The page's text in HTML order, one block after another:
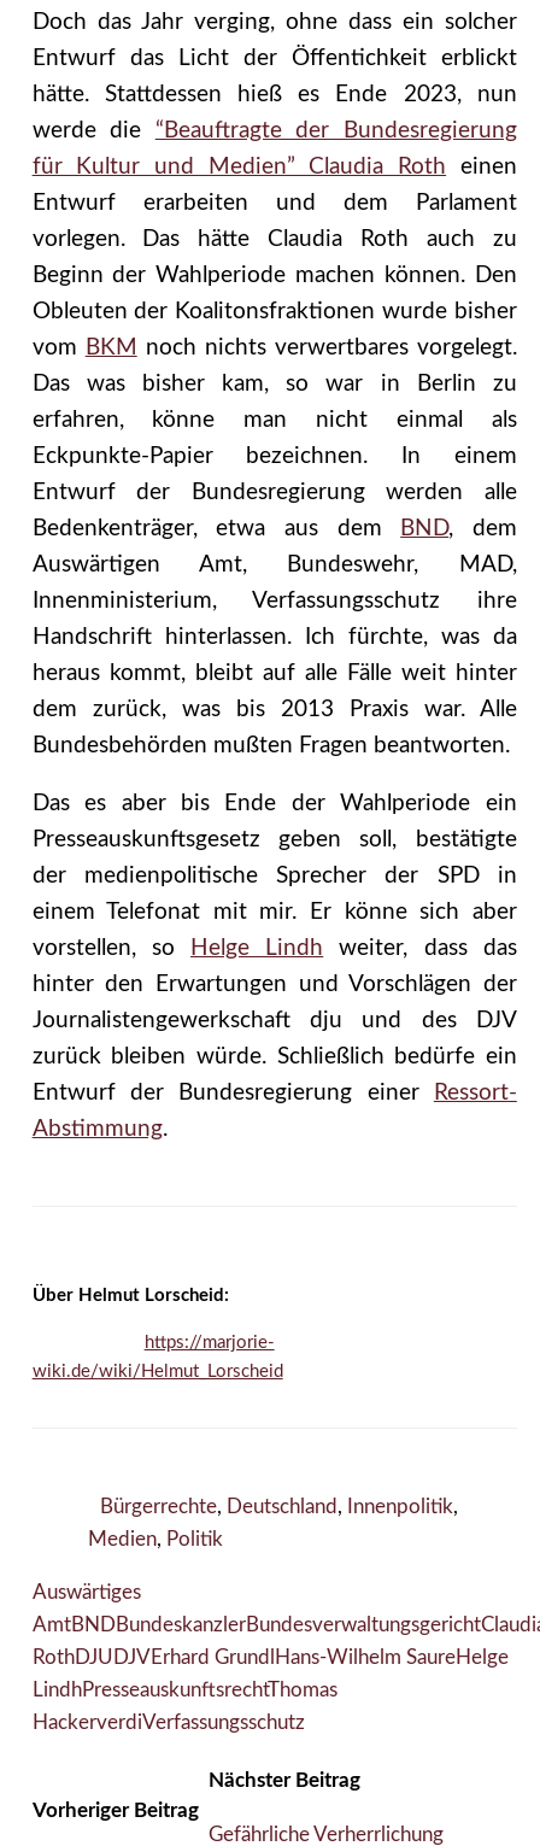
Doch das Jahr verging, ohne dass ein solcher
Entwurf das Licht der Öffentichkeit erblickt
hätte. Stattdessen hieß es Ende 2023, nun
werde die “Beauftragte der Bundesregierung
für Kultur und Medien” Claudia Roth einen
Entwurf erarbeiten und dem Parlament
vorlegen. Das hätte Claudia Roth auch zu
Beginn der Wahlperiode machen können. Den
Obleuten der Koalitonsfraktionen wurde bisher
vom BKM noch nichts verwertbares vorgelegt.
Das was bisher kam, so war in Berlin zu
erfahren, könne man nicht einmal als
Eckpunkte-Papier bezeichnen. In einem
Entwurf der Bundesregierung werden alle
Bedenkenträger, etwa aus dem
BND, dem
Auswärtigen Amt, Bundeswehr, MAD,
Innenministerium, Verfassungsschutz ihre
Handschrift hinterlassen. Ich fürchte, was da
heraus kommt, bleibt auf alle Fälle weit hinter
dem zurück, was bis 2013 Praxis war. Alle
Bundesbehörden mußten Fragen beantworten.
Das es aber bis Ende der Wahlperiode ein
Presseauskunftsgesetz geben soll, bestätigte
der medienpolitische Sprecher der SPD in
einem Telefonat mit mir. Er könne sich aber
vorstellen, so
Helge Lindh weiter, dass das
hinter den Erwartungen und Vorschlägen der
Journalistengewerkschaft dju und des DJV
zurück bleiben würde. Schließlich bedürfe ein
Entwurf der Bundesregierung einer
Ressort-
Abstimmung.
Über Helmut Lorscheid:
https://marjorie-
wiki.de/wiki/Helmut_Lorscheid
Bürgerrechte, Deutschland , Innenpolitik,
Medien, Politik
Auswärtiges
AmtBND BundeskanzlerBundesverwaltungsgericht
RothDJU DJV Erhard Grundl Hans-Wilhelm SaureHelge
LindhPresseauskunftsrechtThomas
HackerverdiVerfassungsschutz
Vorheriger Beitrag
Nächster Beitrag
Gefährliche Verherrlichung